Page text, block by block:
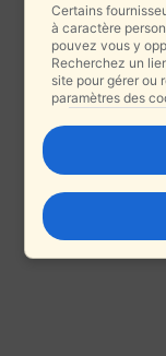
Certains
à caractère
pouvez vous y
Recherchez un
site pour gérer ou
paramètres des